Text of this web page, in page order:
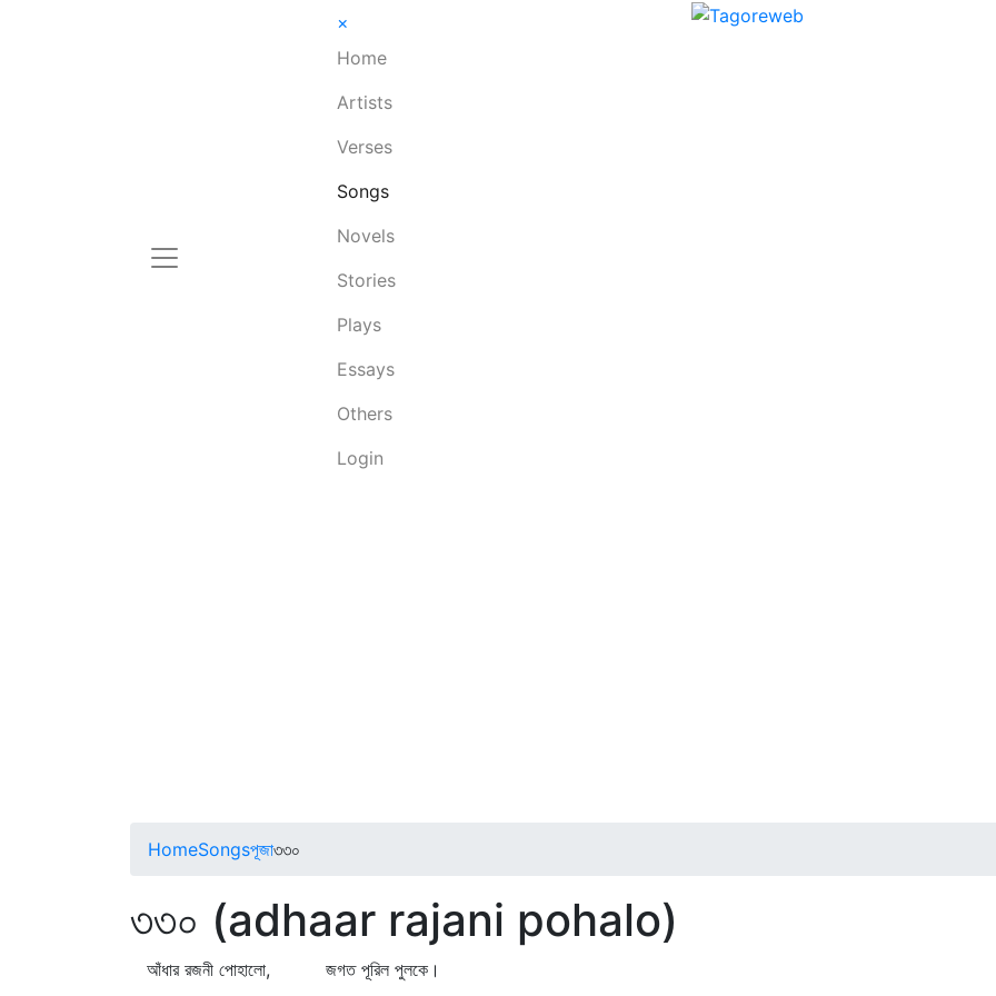
×
Home
Artists
Verses
Songs
Novels
Stories
Plays
Essays
Others
Login
HomeSongsপূজা৩৩০
৩৩০ (adhaar rajani pohalo)
আঁধার রজনী পোহালো, জগত পূরিল পুলকে।